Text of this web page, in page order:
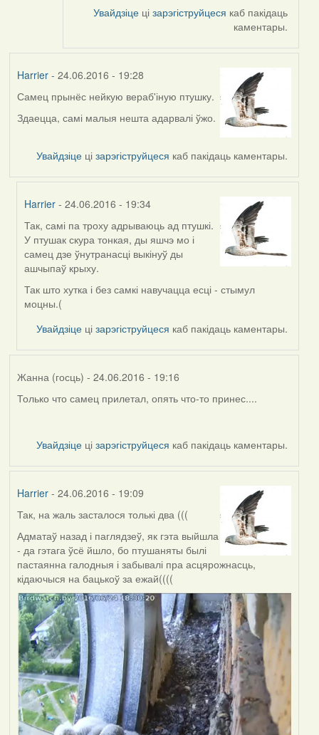
Увайдзіце цізарэгіструйцеся каб пакідаць
каментары.
Harrier- 24.06.2016 - 19:28
Самец прынёс нейкую вераб'іную птушку.
Здаецца, самі малыя нешта адарвалі ўжо.
Увайдзіце цізарэгіструйцеся каб пакідаць каментары.
Harrier - 24.06.2016 - 19:34
In
reply
to
by
Harrier
Так, самі па троху адрываюць ад птушкі.
У птушак скура тонкая, ды яшчэ мо і
самец дзе ўнутранасці выкінуў ды
ашчыпаў крыху.
Так што хутка і без самкі навучацца есці - стымул
моцны.(
Увайдзіце цізарэгіструйцеся каб пакідаць каментары.
Жанна (госць) - 24.06.2016 - 19:16
Только что самец прилетал, опять что-то принес....
Увайдзіце цізарэгіструйцеся каб пакідаць каментары.
Harrier- 24.06.2016 - 19:09
Так, на жаль засталося толькі два (((
Адматаў назад і паглядзеў, як гэта выйшла
- да гэтага ўсё йшло, бо птушаняты былі
пастаянна галодныя і забывалі пра асцярожнасць,
кідаючыся на бацькоў за ежай((((